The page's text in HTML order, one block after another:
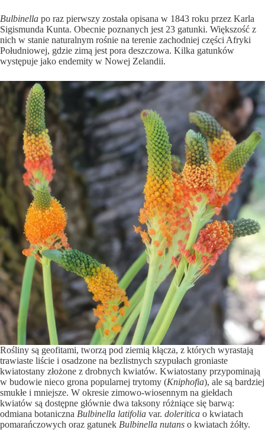
Bulbinella po raz pierwszy została opisana w 1843 roku przez Karla
Sigismunda Kunta. Obecnie poznanych jest 23 gatunki. Większość z
nich w stanie naturalnym rośnie na terenie zachodniej części Afryki
Południowej, gdzie zimą jest pora deszczowa. Kilka gatunków
występuje jako endemity w Nowej Zelandii.
Rośliny są geofitami, tworzą pod ziemią kłącza, z których wyrastają
trawiaste liście i osadzone na bezlistnych szypułach groniaste
kwiatostany złożone z drobnych kwiatów. Kwiatostany przypominają
w budowie nieco grona popularnej trytomy (Kniphofia), ale są bardziej
smukłe i mniejsze. W okresie zimowo-wiosennym na giełdach
kwiatów są dostępne głównie dwa taksony różniące się barwą:
odmiana botaniczna Bulbinella latifolia var. doleritica o kwiatach
pomarańczowych oraz gatunek Bulbinella nutans o kwiatach żółty.